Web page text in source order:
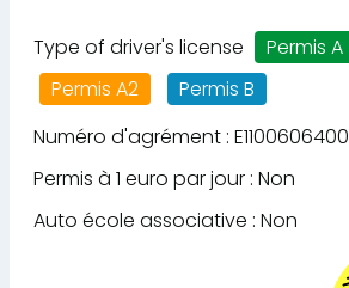
Type of driver's license Permis A
Permis A2
Permis B
Numéro d'agrément : E1100606400
Permis à 1 euro par jour : Non
Auto école associative : Non